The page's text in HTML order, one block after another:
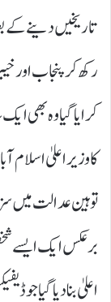
تاریخیں دینے
رکھ کر پنجاب اور
کرایا گیا وہ بھی
کا وزیر اعلیٰ اسلام
توہین عدالت میں
برعکس ایک ایسے
اعلیٰ بنا دیا گیا